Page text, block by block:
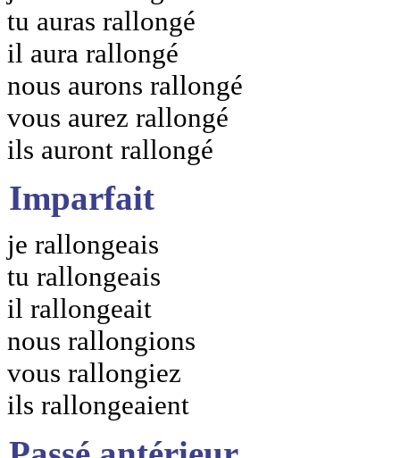
tu auras rallongé
il aura rallongé
nous aurons rallongé
vous aurez rallongé
ils auront rallongé
Imparfait
je rallongeais
tu rallongeais
il rallongeait
nous rallongions
vous rallongiez
ils rallongeaient